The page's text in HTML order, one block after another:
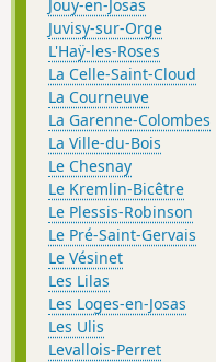
Jouy-en-Josas
Juvisy-sur-Orge
L'Haÿ-les-Roses
La Celle-Saint-Cloud
La Courneuve
La Garenne-Colombes
La Ville-du-Bois
Le Chesnay
Le Kremlin-Bicêtre
Le Plessis-Robinson
Le Pré-Saint-Gervais
Le Vésinet
Les Lilas
Les Loges-en-Josas
Les Ulis
Levallois-Perret